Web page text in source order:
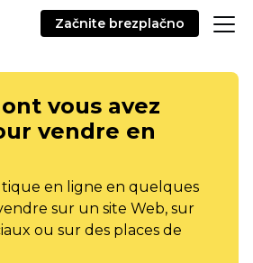
Začnite brezplačno
vous avez
vendre en
en ligne en quelques
sur un site Web, sur
ou sur des places de